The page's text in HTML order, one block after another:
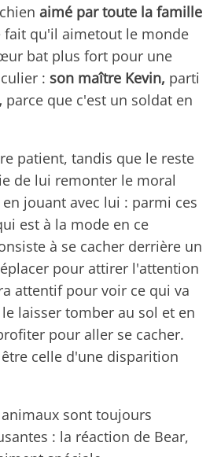
aimé par toute la famille
fait qu'il aimetout le monde
bat plus fort pour une
: son maître Kevin, parti
parce que c'est un soldat en
patient, tandis que le reste
de lui remonter le moral
jouant avec lui : parmi ces
est à la mode en ce
à se cacher derrière un
pour attirer l'attention
attentif pour voir ce qui va
laisser tomber au sol et en
pour aller se cacher.
celle d'une disparition
sont toujours
: la réaction de Bear,